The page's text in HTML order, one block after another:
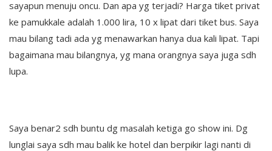
sayapun menuju oncu. Dan apa yg terjadi? Harga tiket privat
ke pamukkale adalah 1.000 lira, 10 x lipat dari tiket bus. Saya
mau bilang tadi ada yg menawarkan hanya dua kali lipat. Tapi
bagaimana mau bilangnya, yg mana orangnya saya juga sdh
lupa.
Saya benar2 sdh buntu dg masalah ketiga go show ini. Dg
lunglai saya sdh mau balik ke hotel dan berpikir lagi nanti di